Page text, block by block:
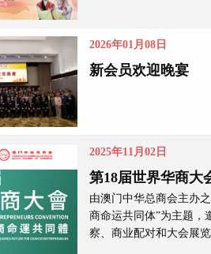
2026年01月08日
新会员欢迎晚宴
2025年11月02日
第18届世界华商大
由澳门中华总商会主办
商命运共同体”为主题，
察、商业配对和大会展览